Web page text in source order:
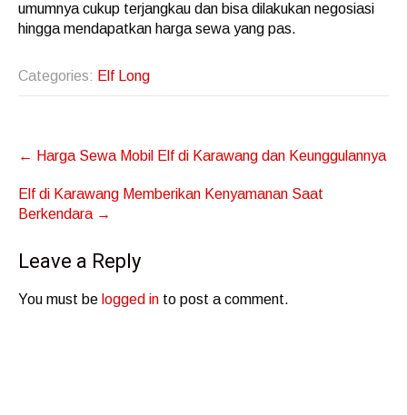
umumnya cukup terjangkau dan bisa dilakukan negosiasi
hingga mendapatkan harga sewa yang pas.
Categories: Elf Long
Post
navigation
← Harga Sewa Mobil Elf di Karawang dan Keunggulannya
Elf di Karawang Memberikan Kenyamanan Saat
Berkendara →
Leave a Reply
You must be logged in to post a comment.